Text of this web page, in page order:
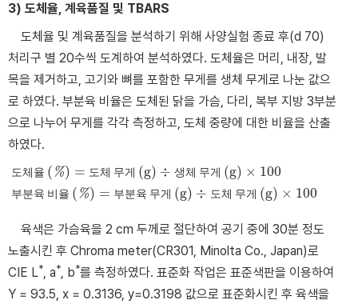
3) 도체율, 계육품질 및 TBARS
도체율 및 계육품질을 분석하기 위해 사양실험 종료 후(d 70)
처리구 별 20수씩 도계하여 분석하였다. 도체율은 머리, 내장, 발
목을 제거하고, 고기와 뼈를 포함한 무게를 생체 무게로 나눈 값으
로 하였다. 부분육 비율은 도체된 닭을 가슴, 다리, 복부 지방 3부분
으로 나누어 무게를 각각 측정하고, 도체 중량에 대한 비율을 산출
하였다.
도체율 ( %) = 도체 무게 (g) ÷ 생체 무게 (g) × 100
부분육 비율 ( %) = 부분육 무게 (g) ÷ 도체 무게 (g) × 100
%) 도체 생체무게 부분육 비율
육색은 가슴육을 2 cm 두께로 절단하여 공기 중에 30분 정도
노출시킨 후 Chroma meter(CR301, Minolta Co., Japan)로
CIE L*, a*, b*를 측정하였다. 표준화 작업은 표준색판을 이용하여
Y = 93.5, x = 0.3136, y=0.3198 값으로 표준화시킨 후 육색을